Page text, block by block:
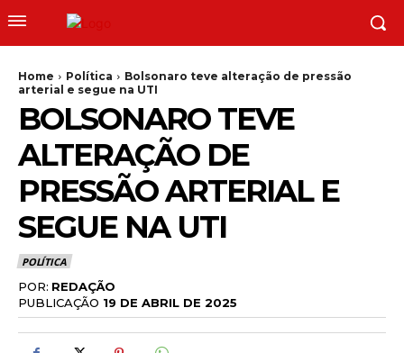
Home Política
Bolsonaro teve alteração de pressão
arterial e segue na UTI
BOLSONARO TEVE
ALTERAÇÃO DE
PRESSÃO ARTERIAL E
SEGUE NA UTI
POLÍTICA
POR: REDAÇÃO
PUBLICAÇÃO 19 DE ABRIL DE 2025